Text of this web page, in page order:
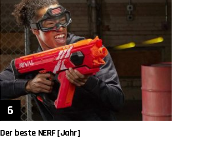
Der beste NERF [Jahr]